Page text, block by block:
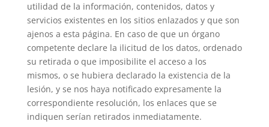
utilidad de la información, contenidos, datos y
servicios existentes en los sitios enlazados y que son
ajenos a esta página. En caso de que un órgano
competente declare la ilicitud de los datos, ordenado
su retirada o que imposibilite el acceso a los
mismos, o se hubiera declarado la existencia de la
lesión, y se nos haya notificado expresamente la
correspondiente resolución, los enlaces que se
indiquen serían retirados inmediatamente.